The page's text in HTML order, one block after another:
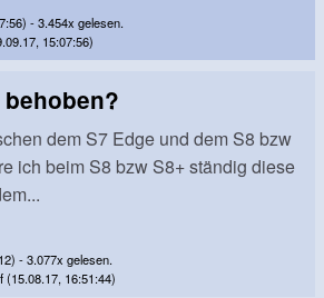
- 3.454x gelesen.
15:07:56)
dem S7 Edge und dem S8 bzw
ich beim S8 bzw S8+ ständig diese
- 3.077x gelesen.
(15.08.17, 16:51:44)